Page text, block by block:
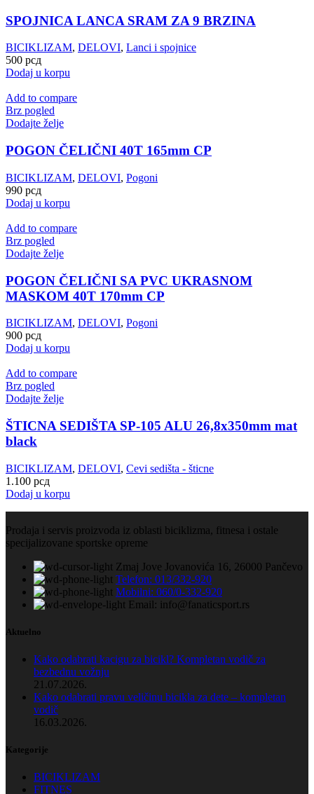
SPOJNICA LANCA SRAM ZA 9 BRZINA
BICIKLIZAM, DELOVI, Lanci i spojnice
500 рсд
Dodaj u korpu
Add to compare
Brz pogled
Dodajte želje
POGON ČELIČNI 40T 165mm CP
BICIKLIZAM, DELOVI, Pogoni
990 рсд
Dodaj u korpu
Add to compare
Brz pogled
Dodajte želje
POGON ČELIČNI SA PVC UKRASNOM
MASKOM 40T 170mm CP
BICIKLIZAM, DELOVI, Pogoni
900 рсд
Dodaj u korpu
Add to compare
Brz pogled
Dodajte želje
ŠTICNA SEDIŠTA SP-105 ALU 26,8x350mm mat
black
BICIKLIZAM, DELOVI, Cevi sedišta - šticne
1.100 рсд
Dodaj u korpu
Prodaja i servis proizvoda iz oblasti biciklizma, fitnesa i ostale
specijalizovane sportske opreme
Zmaj Jove Jovanovića 16, 26000 Pančevo
Telefon: 013/332-920
Mobilni: 060/0-332-920
Email: info@fanaticsport.rs
Aktuelno
Kako odabrati kacigu za bicikl? Kompletan vodič za
bezbednu vožnju
21.07.2026.
Kako odabrati pravu veličinu bicikla za dete – kompletan
vodič
16.03.2026.
Kategorije
BICIKLIZAM
FITNES